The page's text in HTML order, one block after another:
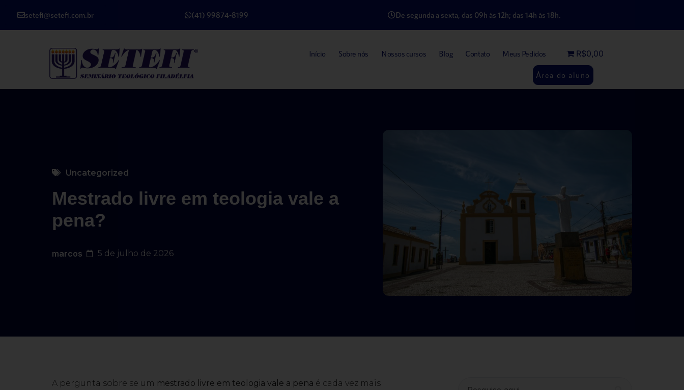
setefi@setefi.com.br (41) 99874-8199 De segunda a sexta, das 09h às 12h; das 14h às 18h.
Início Sobre nós Nossos cursos Blog Contato Meus Pedidos R$0,00
Área do aluno
Uncategorized
Mestrado livre em teologia vale a
pena?
marcos 5 de julho de 2026
A pergunta sobre se um mestrado livre em teologia vale a pena é cada vez mais